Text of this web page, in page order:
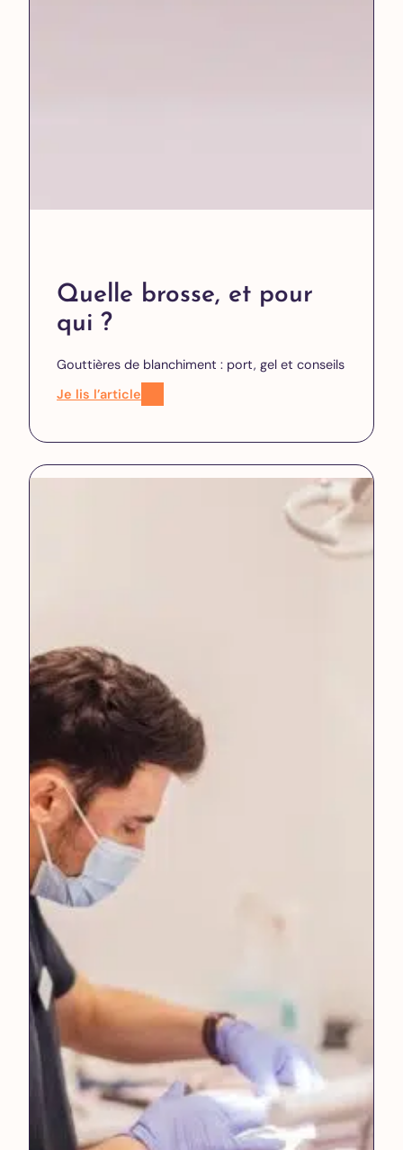
Quelle brosse, et pour
qui ?
Gouttières de blanchiment : port, gel et conseils
Je lis l’article